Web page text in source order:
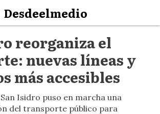
Desdeelmedio
reorganiza el
nuevas líneas y
más accesibles
Isidro puso en marcha una
del transporte público para